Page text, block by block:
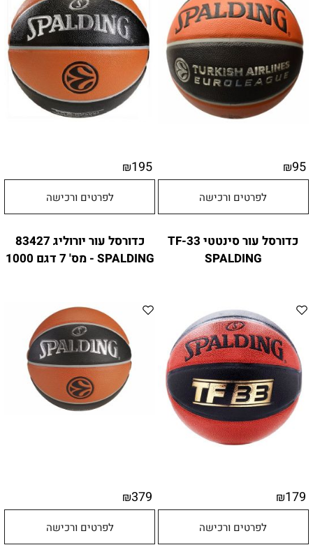
₪95
לפרטים ורכישה
₪195
לפרטים ורכישה
כדורסל עור סינטטי TF-33
SPALDING
₪179
לפרטים ורכישה
כדורסל עור יורוליג 83427
SPALDING - מס' 7 דגם 1000
₪379
לפרטים ורכישה